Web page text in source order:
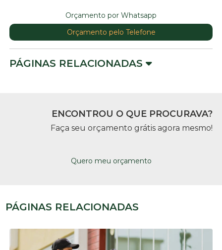
Orçamento por Whatsapp
Orçamento pelo Telefone
PÁGINAS RELACIONADAS
ENCONTROU O QUE PROCURAVA?
Faça seu orçamento grátis agora mesmo!
Quero meu orçamento
PÁGINAS RELACIONADAS